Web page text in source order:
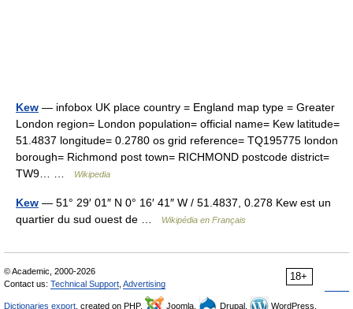
Kew — infobox UK place country = England map type = Greater
London region= London population= official name= Kew latitude=
51.4837 longitude= 0.2780 os grid reference= TQ195775 london
borough= Richmond post town= RICHMOND postcode district=
TW9… …
Wikipedia
Kew — 51° 29′ 01″ N 0° 16′ 41″ W / 51.4837, 0.278 Kew est un
quartier du sud ouest de …
Wikipédia en Français
18+
© Academic, 2000-2026
Contact us: Technical Support Advertising
Dictionaries export , created on PHP, Joomla, Drupal,
WordPress,